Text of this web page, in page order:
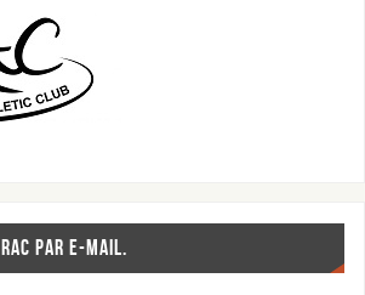
PAR E-MAIL.